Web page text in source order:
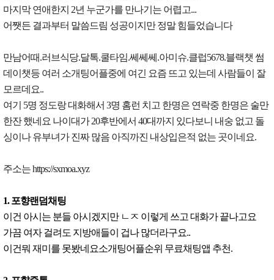
마지막 연애한지 2년 누군가를 만나기는 어렵고...
어쨋든 결과부터 말씀드림 성공이지만 정말 힘들었습니다
만남어때.러브식당.달톡.쿨타임.쎄쎄쎄.아미슈.클럽5678.블랙챗 썸
데이챗등 여러 소개팅어플중에 여긴 요즘 뜨고 있는데 사람들이 잘
모르데요..
여기 5명 정도랑 대화해서 3명 홈런 치고 한명은 연락중 한명은 술만
한잔 했네요 나이대가 20후반에서 40대까지 있다보니 내숭 없고 돌
싱이나 유부녀가 진짜 많음 아직까진 내상입은적 없는 곳이네요.
주소는 https://sxmoa.xyz
1. 포향랜덤채팅
이건 아시는 분들 아시겠지만 ㄴㅈ 이렇게 쓰고 대화가 끝나고요
가끔 여자 걸려도 지방애들이 겁나 많더라구요..
이건뭐 재미를 못봤네요소개팅어플순위 무료채팅앱 추천.